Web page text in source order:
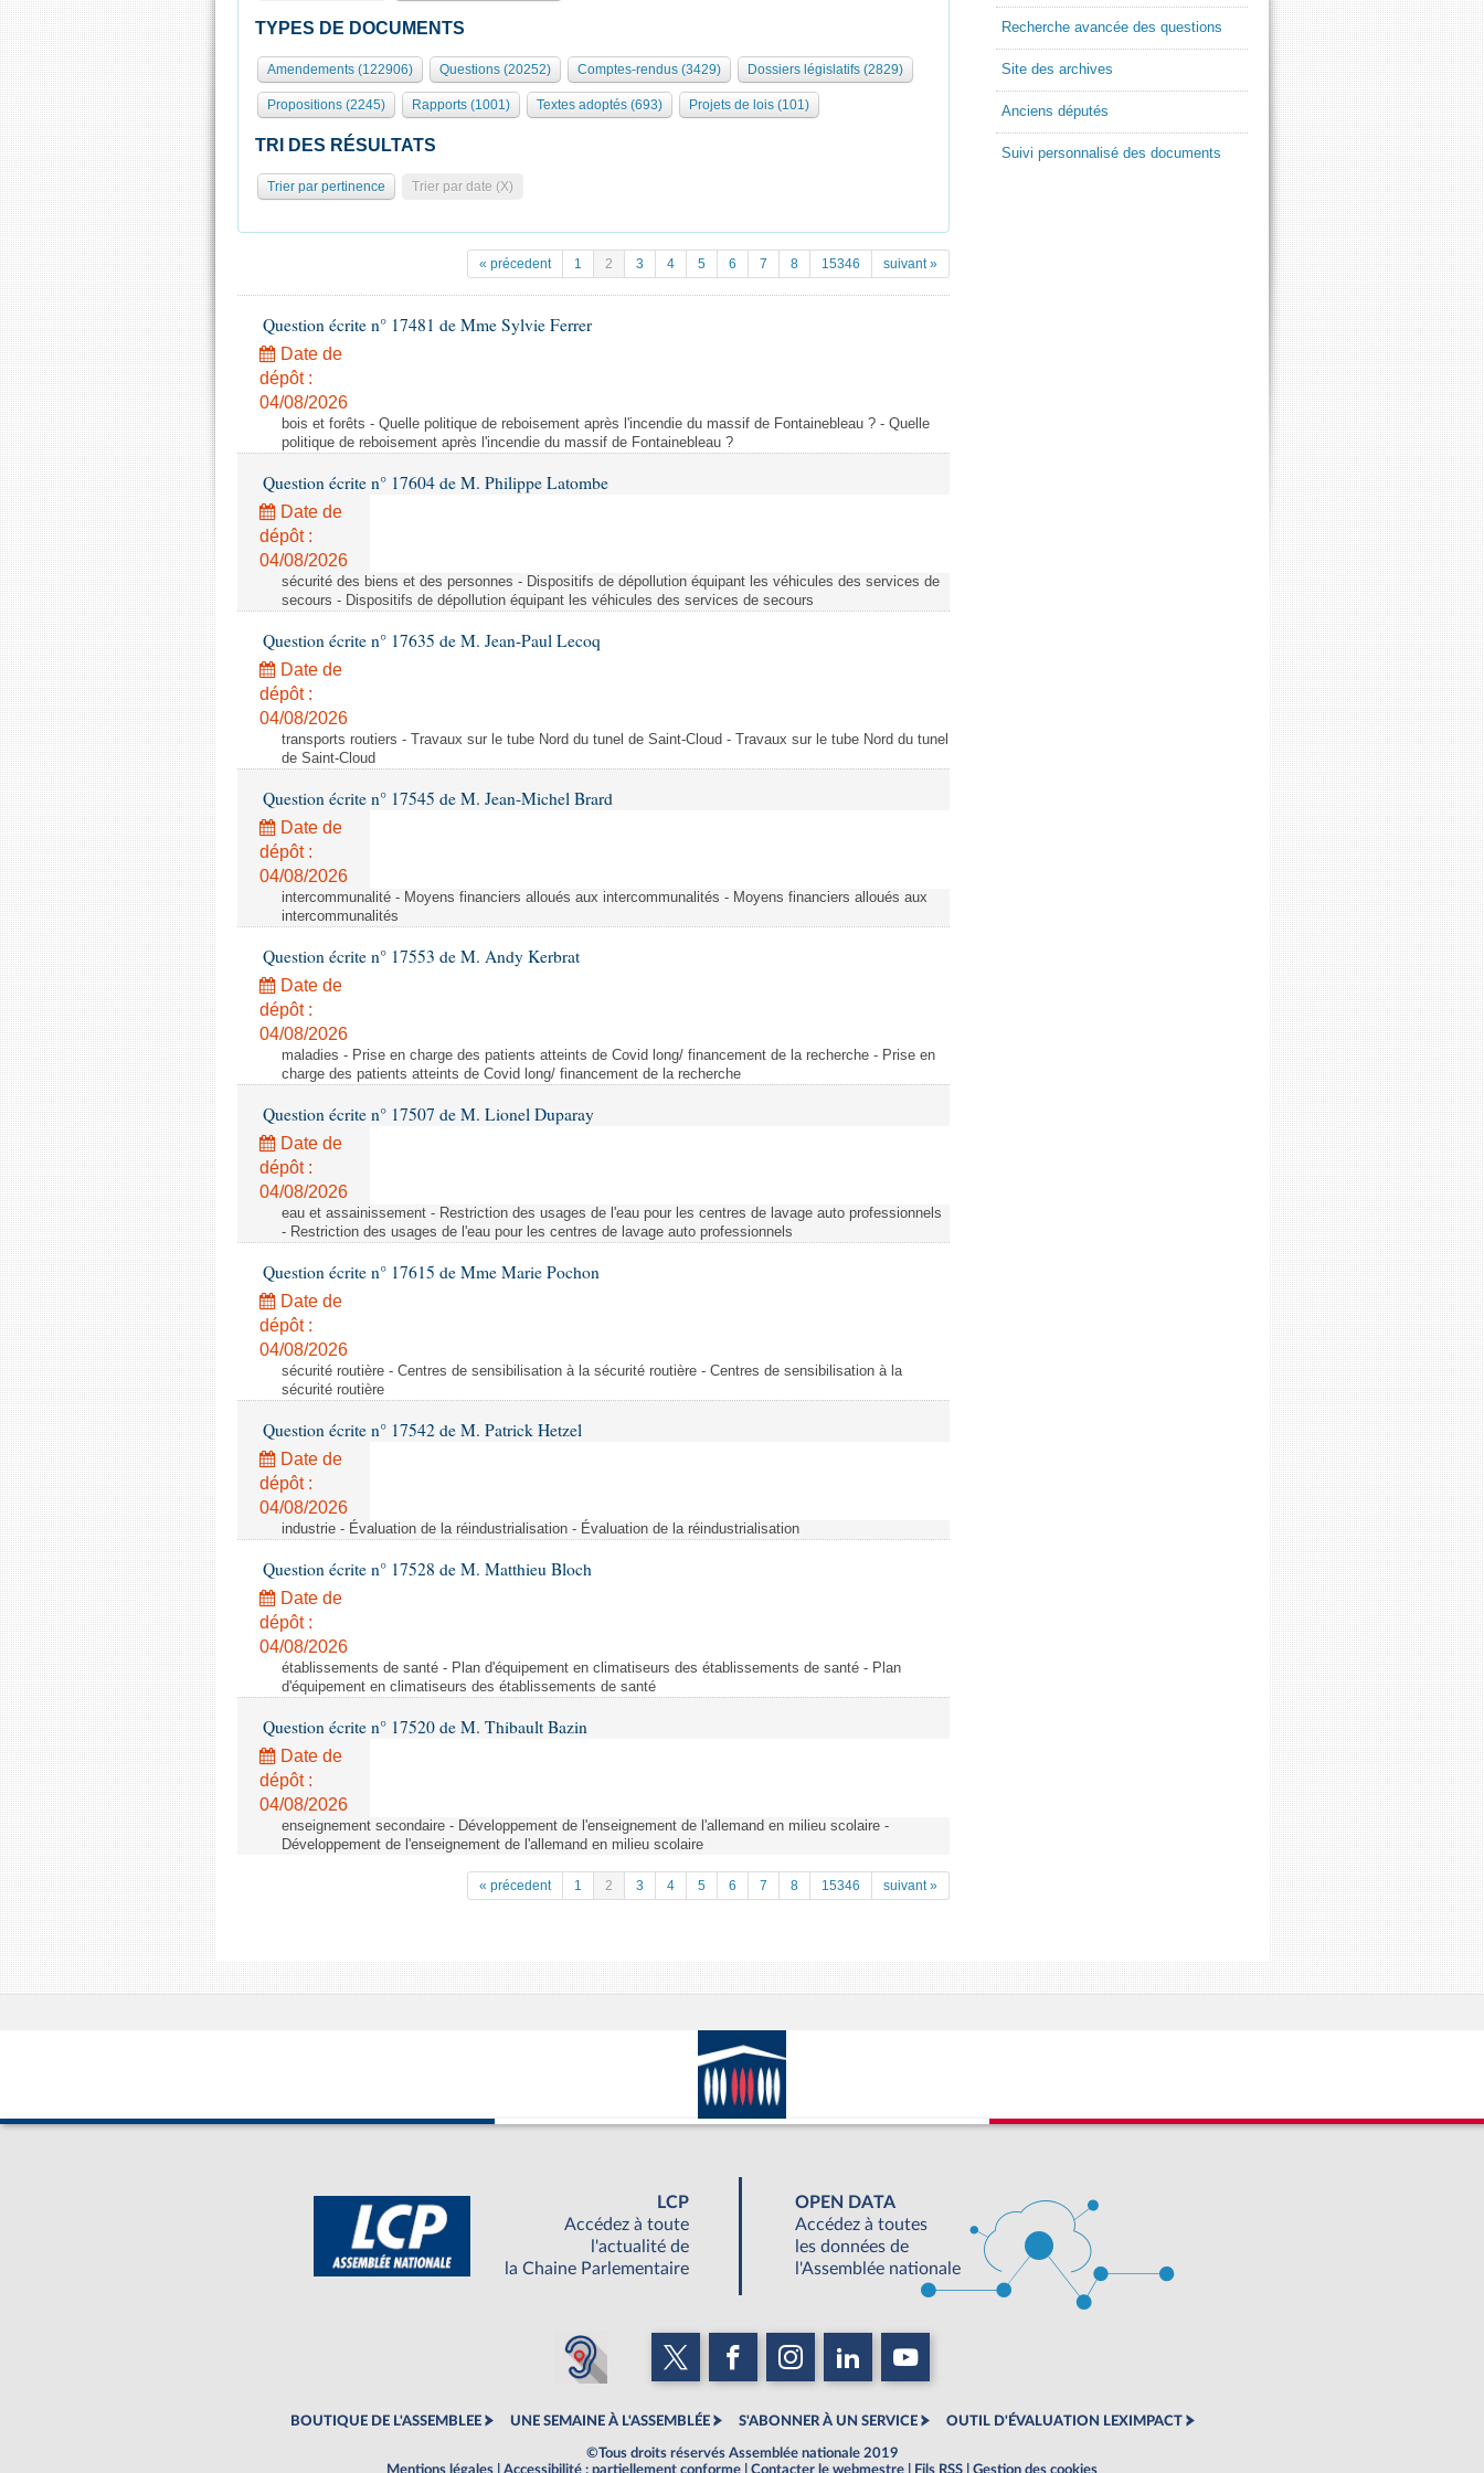
TYPES DE DOCUMENTS
Amendements (122906) Questions (20252) Comptes-rendus (3429) Dossiers législatifs (2829)
Propositions (2245) Rapports (1001) Textes adoptés (693) Projets de lois (101)
TRI DES RÉSULTATS
Trier par pertinence Trier par date (X)
« précedent 1 2 3 4 5 6 7 8 15346 suivant »
Question écrite n° 17481 de Mme Sylvie Ferrer
Date de
dépôt :
04/08/2026
bois et forêts - Quelle politique de reboisement après l'incendie du massif de Fontainebleau ? - Quelle
politique de reboisement après l'incendie du massif de Fontainebleau ?
Question écrite n° 17604 de M. Philippe Latombe
Date de
dépôt :
04/08/2026
sécurité des biens et des personnes - Dispositifs de dépollution équipant les véhicules des services de
secours - Dispositifs de dépollution équipant les véhicules des services de secours
Question écrite n° 17635 de M. Jean-Paul Lecoq
Date de
dépôt :
04/08/2026
transports routiers - Travaux sur le tube Nord du tunel de Saint-Cloud - Travaux sur le tube Nord du tunel
de Saint-Cloud
Question écrite n° 17545 de M. Jean-Michel Brard
Date de
dépôt :
04/08/2026
intercommunalité - Moyens financiers alloués aux intercommunalités - Moyens financiers alloués aux
intercommunalités
Question écrite n° 17553 de M. Andy Kerbrat
Date de
dépôt :
04/08/2026
maladies - Prise en charge des patients atteints de Covid long/ financement de la recherche - Prise en
charge des patients atteints de Covid long/ financement de la recherche
Question écrite n° 17507 de M. Lionel Duparay
Date de
dépôt :
04/08/2026
eau et assainissement - Restriction des usages de l'eau pour les centres de lavage auto professionnels
- Restriction des usages de l'eau pour les centres de lavage auto professionnels
Question écrite n° 17615 de Mme Marie Pochon
Date de
dépôt :
04/08/2026
sécurité routière - Centres de sensibilisation à la sécurité routière - Centres de sensibilisation à la
sécurité routière
Question écrite n° 17542 de M. Patrick Hetzel
Date de
dépôt :
04/08/2026
industrie - Évaluation de la réindustrialisation - Évaluation de la réindustrialisation
Question écrite n° 17528 de M. Matthieu Bloch
Date de
dépôt :
04/08/2026
établissements de santé - Plan d'équipement en climatiseurs des établissements de santé - Plan
d'équipement en climatiseurs des établissements de santé
Question écrite n° 17520 de M. Thibault Bazin
Date de
dépôt :
04/08/2026
enseignement secondaire - Développement de l'enseignement de l'allemand en milieu scolaire -
Développement de l'enseignement de l'allemand en milieu scolaire
« précedent 1 2 3 4 5 6 7 8 15346 suivant »
Recherche avancée des questions
Site des archives
Anciens députés
Suivi personnalisé des documents
LCP
Accédez à toute
l'actualité de
la Chaine Parlementaire
OPEN DATA
Accédez à toutes
les données de
l'Assemblée nationale
BOUTIQUE DE L'ASSEMBLEE UNE SEMAINE À L'ASSEMBLÉE S'ABONNER À UN SERVICE OUTIL D'ÉVALUATION LEXIMPACT
©Tous droits réservés Assemblée nationale 2019
Mentions légales
Accessibilité : partiellement conforme Contacter le webmestre Fils RSS Gestion des cookies